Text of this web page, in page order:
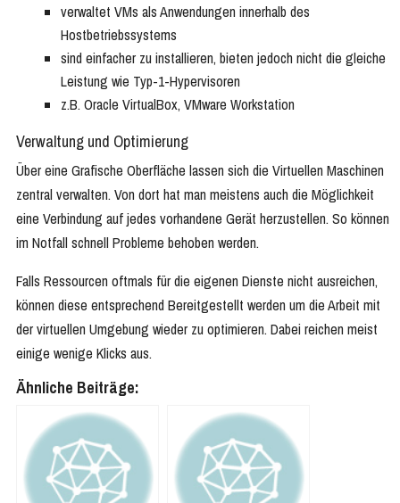
verwaltet VMs als Anwendungen innerhalb des
Hostbetriebssystems
sind einfacher zu installieren, bieten jedoch nicht die gleiche
Leistung wie Typ-1-Hypervisoren
z.B. Oracle VirtualBox, VMware Workstation
Verwaltung und Optimierung
Über eine Grafische Oberfläche lassen sich die Virtuellen Maschinen
zentral verwalten. Von dort hat man meistens auch die Möglichkeit
eine Verbindung auf jedes vorhandene Gerät herzustellen. So können
im Notfall schnell Probleme behoben werden.
Falls Ressourcen oftmals für die eigenen Dienste nicht ausreichen,
können diese entsprechend Bereitgestellt werden um die Arbeit mit
der virtuellen Umgebung wieder zu optimieren. Dabei reichen meist
einige wenige Klicks aus.
Ähnliche Beiträge: